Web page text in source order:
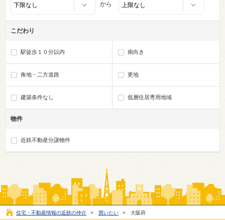
から
こだわり
駅徒歩１０分以内 南向き
角地・二方道路 更地
建築条件なし 低層住居専用地域
物件
近鉄不動産分譲物件
住宅・不動産情報の近鉄の仲介 > 買いたい > 大阪府